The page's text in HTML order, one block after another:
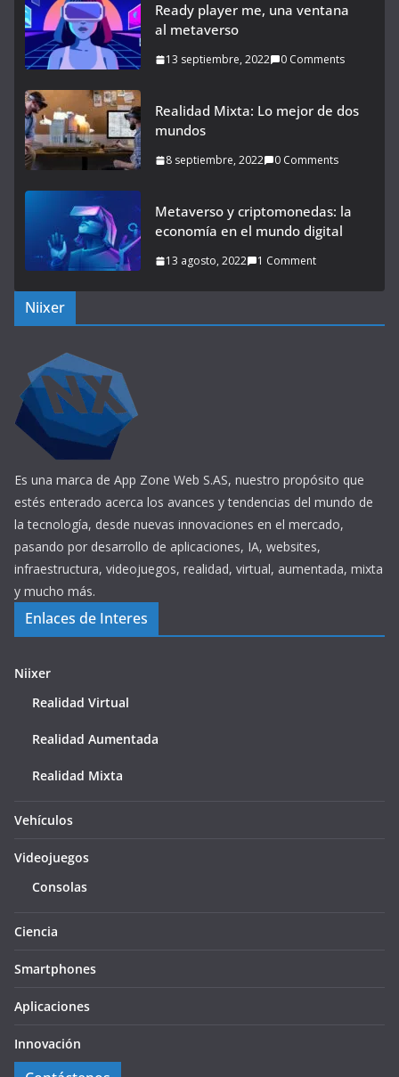
Ready player me, una ventana
al metaverso
13 septiembre, 2022 0 Comments
Realidad Mixta: Lo mejor de dos
mundos
8 septiembre, 2022 0 Comments
Metaverso y criptomonedas: la
economía en el mundo digital
13 agosto, 2022 1 Comment
Niixer
Es una marca de App Zone Web S.AS, nuestro propósito que
estés enterado acerca los avances y tendencias del mundo de
la tecnología, desde nuevas innovaciones en el mercado,
pasando por desarrollo de aplicaciones, IA, websites,
infraestructura, videojuegos, realidad, virtual, aumentada, mixta
y mucho más.
Enlaces de Interes
Niixer
Realidad Virtual
Realidad Aumentada
Realidad Mixta
Vehículos
Videojuegos
Consolas
Ciencia
Smartphones
Aplicaciones
Innovación